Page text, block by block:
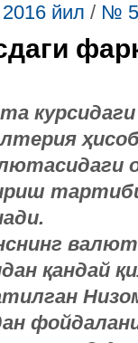
2016 йил / №
курсидаги
тартиби
қандай